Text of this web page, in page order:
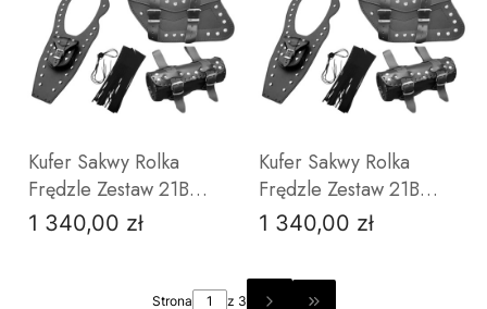
DO KOSZYKA DO KOSZYKA
Kufer Sakwy Rolka
Frędzle Zestaw 21B
YAMAHA DRAG STAR
Cena
1 340,00 zł
Kufer Sakwy Rolka
Frędzle Zestaw 21B
YAMAHA DRAG STAR
Cena
1 340,00 zł
Strona z 3